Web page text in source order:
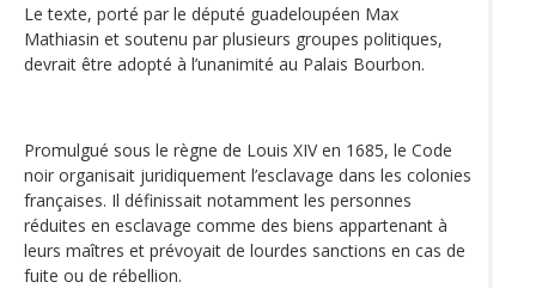
Le texte, porté par le député guadeloupéen Max
Mathiasin et soutenu par plusieurs groupes politiques,
devrait être adopté à l’unanimité au Palais Bourbon.
Promulgué sous le règne de Louis XIV en 1685, le Code
noir organisait juridiquement l’esclavage dans les colonies
françaises. Il définissait notamment les personnes
réduites en esclavage comme des biens appartenant à
leurs maîtres et prévoyait de lourdes sanctions en cas de
fuite ou de rébellion.